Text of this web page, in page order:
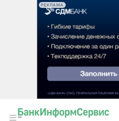
РЕКЛАМА